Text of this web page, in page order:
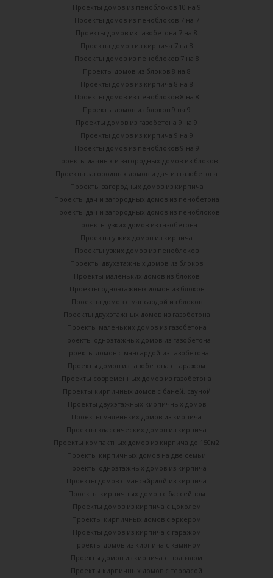
Проекты домов из пеноблоков 10 на 9
Проекты домов из пеноблоков 7 на 7
Проекты домов из газобетона 7 на 8
Проекты домов из кирпича 7 на 8
Проекты домов из пеноблоков 7 на 8
Проекты домов из блоков 8 на 8
Проекты домов из кирпича 8 на 8
Проекты домов из пеноблоков 8 на 8
Проекты домов из блоков 9 на 9
Проекты домов из газобетона 9 на 9
Проекты домов из кирпича 9 на 9
Проекты домов из пеноблоков 9 на 9
Проекты дачных и загородных домов из блоков
Проекты загородных домов и дач из газобетона
Проекты загородных домов из кирпича
Проекты дач и загородных домов из пенобетона
Проекты дач и загородных домов из пеноблоков
Проекты узких домов из газобетона
Проекты узких домов из кирпича
Проекты узких домов из пеноблоков
Проекты двухэтажных домов из блоков
Проекты маленьких домов из блоков
Проекты одноэтажных домов из блоков
Проекты домов с мансардой из блоков
Проекты двухэтажных домов из газобетона
Проекты маленьких домов из газобетона
Проекты одноэтажных домов из газобетона
Проекты домов с мансардой из газобетона
Проекты домов из газобетона с гаражом
Проекты современных домов из газобетона
Проекты кирпичных домов с баней, сауной
Проекты двухэтажных кирпичных домов
Проекты маленьких домов из кирпича
Проекты классических домов из кирпича
Проекты компактных домов из кирпича до 150м2
Проекты кирпичных домов на две семьи
Проекты одноэтажных домов из кирпича
Проекты домов с мансайрдой из кирпича
Проекты кирпичных домов с бассейном
Проекты домов из кирпича с цоколем
Проекты кирпичных домов с эркером
Проекты домов из кирпича с гаражом
Проекты домов из кирпича с камином
Проекты домов из кирпича с подвалом
Проекты кирпичных домов с террасой